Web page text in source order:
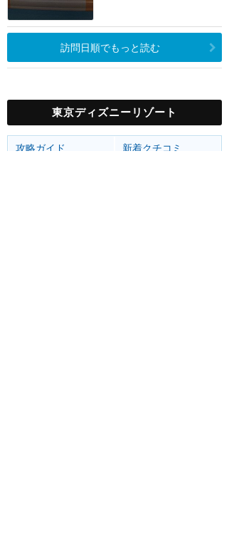
訪問日順でもっと読む
東京ディズニーリゾート
攻略ガイド
新着クチコミ